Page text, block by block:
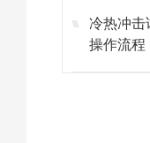
冷热冲击
操作流程